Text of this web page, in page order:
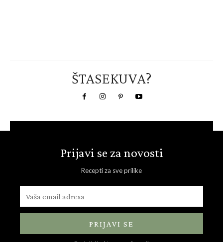
ŠTASEKUVA?
Prijavi se za novosti
Recepti za sve prilike
PRIJAVI SE